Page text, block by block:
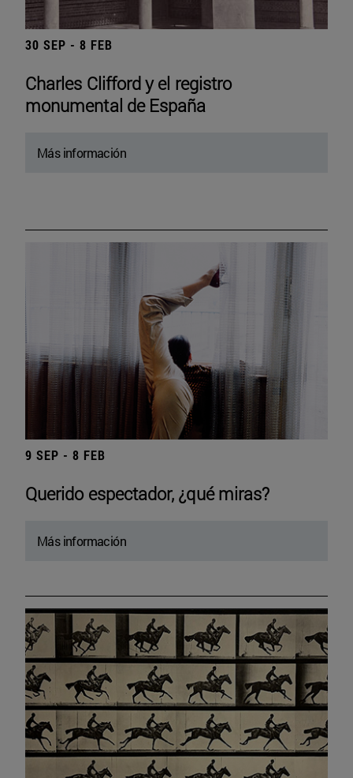
30 SEP - 8 FEB
Charles Clifford y el registro
monumental de España
Más información
9 SEP - 8 FEB
Querido espectador, ¿qué miras?
Más información